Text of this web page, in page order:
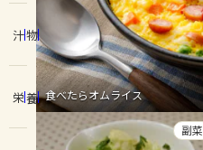
コンテンツ
レシピ
トーク
ピーマン
みょうが
汁物
栄養 食べたらオムライス
副菜